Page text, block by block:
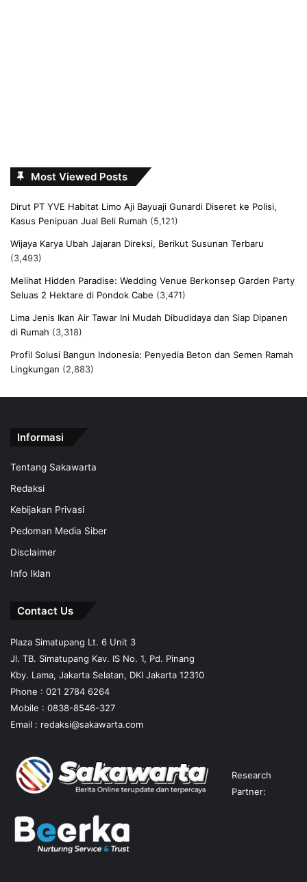
Most Viewed Posts
Dirut PT YVE Habitat Limo Aji Bayuaji Gunardi Diseret ke Polisi,
Kasus Penipuan Jual Beli Rumah (5,121)
Wijaya Karya Ubah Jajaran Direksi, Berikut Susunan Terbaru
(3,493)
Melihat Hidden Paradise: Wedding Venue Berkonsep Garden Party
Seluas 2 Hektare di Pondok Cabe (3,471)
Lima Jenis Ikan Air Tawar Ini Mudah Dibudidaya dan Siap Dipanen
di Rumah (3,318)
Profil Solusi Bangun Indonesia: Penyedia Beton dan Semen Ramah
Lingkungan (2,883)
Informasi
Tentang Sakawarta
Redaksi
Kebijakan Privasi
Pedoman Media Siber
Disclaimer
Info Iklan
Contact Us
Plaza Simatupang Lt. 6 Unit 3
Jl. TB. Simatupang Kav. IS No. 1, Pd. Pinang
Kby. Lama, Jakarta Selatan, DKI Jakarta 12310
Phone : 021 2784 6264
Mobile : 0838-8546-327
Email : redaksi@sakawarta.com
Research
Partner: